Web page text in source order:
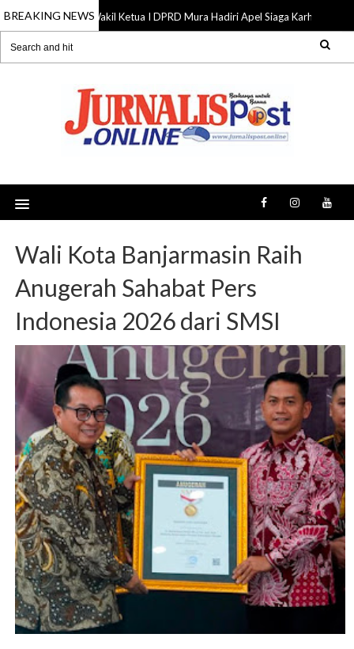
BREAKING NEWS
07 Aug 2026 Wakil Ketua I DPRD Mura Hadiri Apel Siaga Karhutla,
Wali Kota Banjarmasin Raih
Anugerah Sahabat Pers
Indonesia 2026 dari SMSI